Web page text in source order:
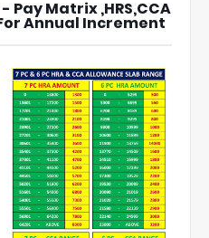
Pay Matrix ,HRS,CCA
Annual Increment